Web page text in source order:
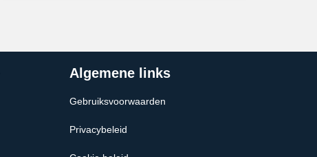
Algemene links
Gebruiksvoorwaarden
Privacybeleid